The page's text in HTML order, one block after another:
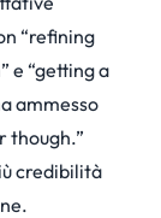
“refining
e “getting a
ammesso
though.”
credibilità